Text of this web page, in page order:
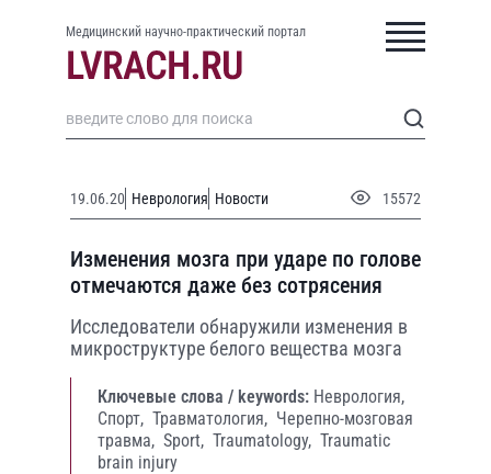
Медицинский научно-практический портал
19.06.20 Неврология Новости 15572
Изменения мозга при ударе по голове
отмечаются даже без сотрясения
Исследователи обнаружили изменения в
микроструктуре белого вещества мозга
Ключевые слова / keywords: Неврология,
Спорт, Травматология, Черепно-мозговая
травма, Sport, Traumatology, Traumatic
brain injury